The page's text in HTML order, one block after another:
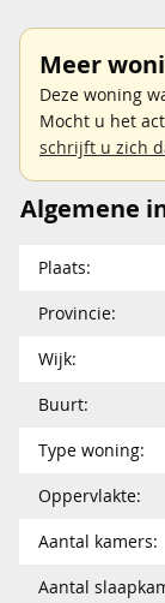
Meer
Deze woning
Mocht u het
schrijft u zich
Algemene
Plaats:
Provincie:
Wijk:
Buurt:
Type woning:
Oppervlakte:
Aantal kamers:
Aantal